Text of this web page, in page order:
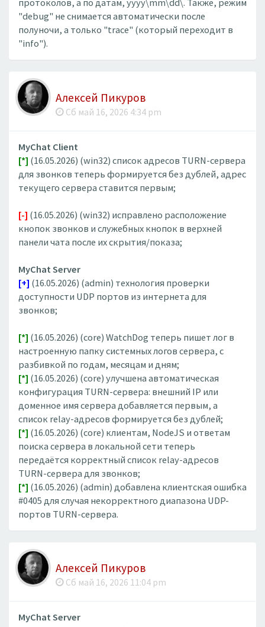
протоколов, а по датам, yyyy\mm\dd\. Также, режим
"debug" не снимается автоматически после
полуночи, а только "trace" (который переходит в
"info").
Алексей Пикуров
Сб май 16, 2026 4:34 pm
MyChat Client
[*] (16.05.2026) (win32) список адресов TURN-сервера
для звонков теперь формируется без дублей, адрес
текущего сервера ставится первым;
[-] (16.05.2026) (win32) исправлено расположение
кнопок звонков и служебных кнопок в верхней
панели чата после их скрытия/показа;
MyChat Server
[+] (16.05.2026) (admin) технология проверки
доступности UDP портов из интернета для
звонков;
[*] (16.05.2026) (core) WatchDog теперь пишет лог в
настроенную папку системных логов сервера, с
разбивкой по годам, месяцам и дням;
[*] (16.05.2026) (core) улучшена автоматическая
конфигурация TURN-сервера: внешний IP или
доменное имя сервера добавляется первым, а
список relay-адресов формируется без дублей;
[*] (16.05.2026) (core) клиентам, NodeJS и ответам
поиска сервера в локальной сети теперь
передаётся корректный список relay-адресов
TURN-сервера для звонков;
[*] (16.05.2026) (admin) добавлена клиентская ошибка
#0405 для случая некорректного диапазона UDP-
портов TURN-сервера.
Алексей Пикуров
Сб май 16, 2026 11:04 pm
MyChat Server